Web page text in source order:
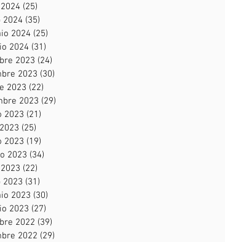
(25)
2024 (35)
2024 (25)
2024 (31)
2023 (24)
2023 (30)
2023 (22)
2023 (29)
2023 (21)
(25)
2023 (19)
2023 (34)
(22)
2023 (31)
2023 (30)
2023 (27)
2022 (39)
2022 (29)